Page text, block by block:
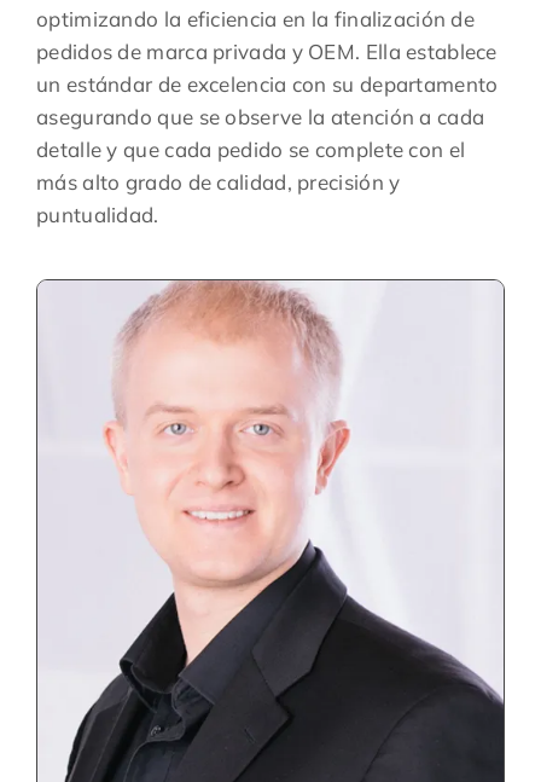
optimizando la eficiencia en la finalización de
pedidos de marca privada y OEM. Ella establece
un estándar de excelencia con su departamento
asegurando que se observe la atención a cada
detalle y que cada pedido se complete con el
más alto grado de calidad, precisión y
puntualidad.